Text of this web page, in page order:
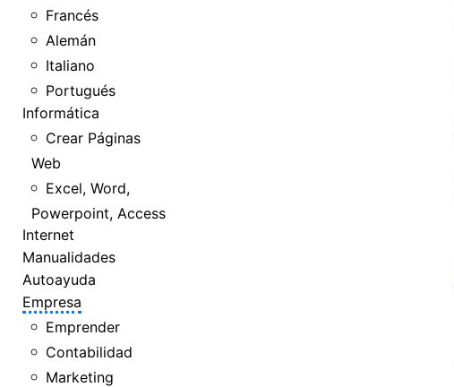
Francés
Alemán
Italiano
Portugués
Informática
Crear Páginas
Web
Excel, Word,
Powerpoint, Access
Internet
Manualidades
Autoayuda
Empresa
Emprender
Contabilidad
Marketing